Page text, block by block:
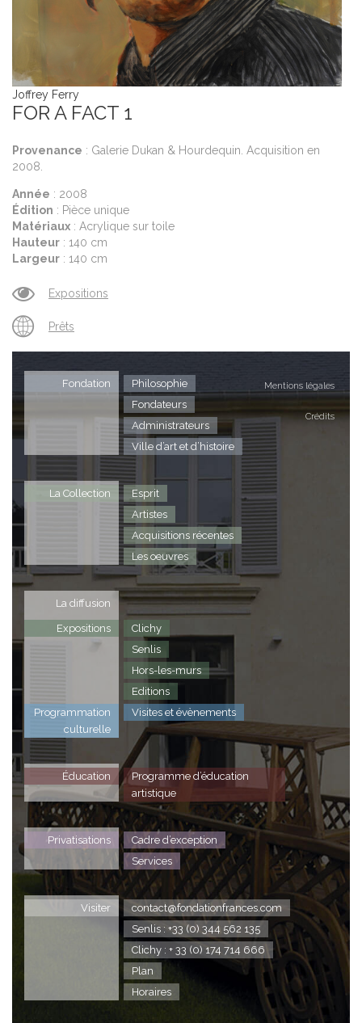
Joffrey Ferry
FOR A FACT 1
Provenance : Galerie Dukan & Hourdequin. Acquisition en
2008.
Année : 2008
Édition : Pièce unique
Matériaux : Acrylique sur toile
Hauteur : 140 cm
Largeur : 140 cm
Expositions
Prêts
Mentions légales
Crédits
Fondation
Philosophie
Fondateurs
Administrateurs
Ville d’art et d’histoire
La Collection
Esprit
Artistes
Acquisitions récentes
Les oeuvres
La diffusion
Expositions
Clichy
Senlis
Hors-les-murs
Editions
Programmation
culturelle
Visites et évènements
Éducation
Programme d’éducation
artistique
Privatisations
Cadre d’exception
Services
Visiter
contact@fondationfrances.com
Senlis : +33 (0) 344 562 135
Clichy : + 33 (0) 174 714 666
Plan
Horaires